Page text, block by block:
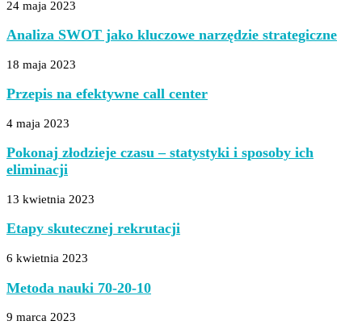
24 maja 2023
Analiza SWOT jako kluczowe narzędzie strategiczne
18 maja 2023
Przepis na efektywne call center
4 maja 2023
Pokonaj złodzieje czasu – statystyki i sposoby ich
eliminacji
13 kwietnia 2023
Etapy skutecznej rekrutacji
6 kwietnia 2023
Metoda nauki 70-20-10
9 marca 2023